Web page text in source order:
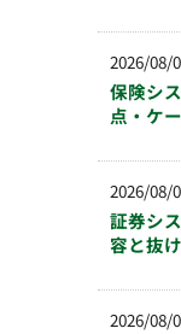
2026/08/
保険シ
点・ケ
2026/08/
証券シ
容と抜
2026/08/